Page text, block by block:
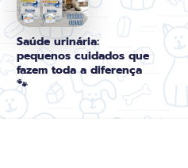
Saúde urinária:
pequenos cuidados que
fazem toda a diferença
🐾